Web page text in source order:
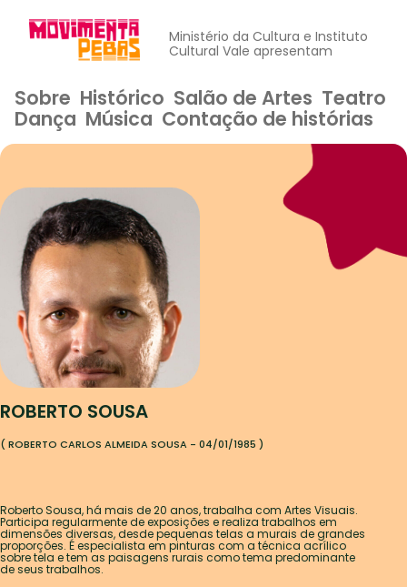
Ministério da Cultura e Instituto
Cultural Vale apresentam
Sobre Histórico Salão de Artes Teatro
Dança Música Contação de histórias
ROBERTO SOUSA
( ROBERTO CARLOS ALMEIDA SOUSA - 04/01/1985 )
Roberto Sousa, há mais de 20 anos, trabalha com Artes Visuais.
Participa regularmente de exposições e realiza trabalhos em
dimensões diversas, desde pequenas telas a murais de grandes
proporções. É especialista em pinturas com a técnica acrílico
sobre tela e tem as paisagens rurais como tema predominante
de seus trabalhos.